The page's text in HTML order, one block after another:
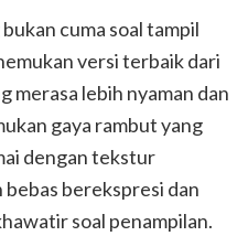
cuma soal tampil
versi terbaik dari
merasa lebih nyaman dan
gaya rambut yang
dengan tekstur
bebas berekspresi dan
soal penampilan.